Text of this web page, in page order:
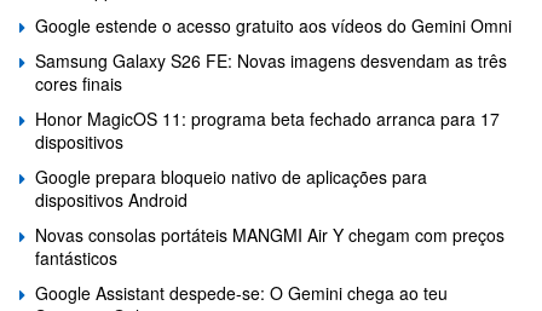
Google estende o acesso gratuito aos vídeos do Gemini Omni
Samsung Galaxy S26 FE: Novas imagens desvendam as três
cores finais
Honor MagicOS 11: programa beta fechado arranca para 17
dispositivos
Google prepara bloqueio nativo de aplicações para
dispositivos Android
Novas consolas portáteis MANGMI Air Y chegam com preços
fantásticos
Google Assistant despede-se: O Gemini chega ao teu